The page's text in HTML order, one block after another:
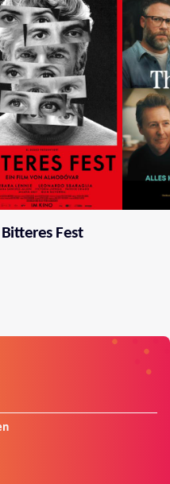
Bitteres Fest